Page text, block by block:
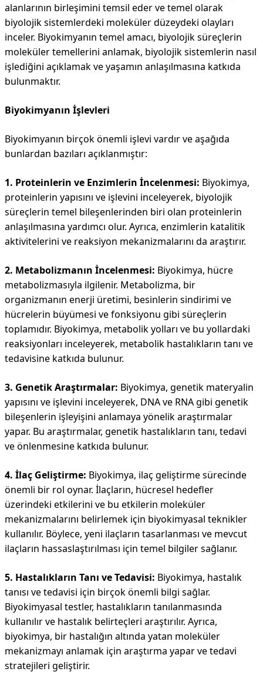
alanlarının birleşimini temsil eder ve temel olarak
biyolojik sistemlerdeki moleküler düzeydeki olayları
inceler. Biyokimyanın temel amacı, biyolojik süreçlerin
moleküler temellerini anlamak, biyolojik sistemlerin nasıl
işlediğini açıklamak ve yaşamın anlaşılmasına katkıda
bulunmaktır.
Biyokimyanın İşlevleri
Biyokimyanın birçok önemli işlevi vardır ve aşağıda
bunlardan bazıları açıklanmıştır:
1. Proteinlerin ve Enzimlerin İncelenmesi: Biyokimya,
proteinlerin yapısını ve işlevini inceleyerek, biyolojik
süreçlerin temel bileşenlerinden biri olan proteinlerin
anlaşılmasına yardımcı olur. Ayrıca, enzimlerin katalitik
aktivitelerini ve reaksiyon mekanizmalarını da araştırır.
2. Metabolizmanın İncelenmesi: Biyokimya, hücre
metabolizmasıyla ilgilenir. Metabolizma, bir
organizmanın enerji üretimi, besinlerin sindirimi ve
hücrelerin büyümesi ve fonksiyonu gibi süreçlerin
toplamıdır. Biyokimya, metabolik yolları ve bu yollardaki
reaksiyonları inceleyerek, metabolik hastalıkların tanı ve
tedavisine katkıda bulunur.
3. Genetik Araştırmalar: Biyokimya, genetik materyalin
yapısını ve işlevini inceleyerek, DNA ve RNA gibi genetik
bileşenlerin işleyişini anlamaya yönelik araştırmalar
yapar. Bu araştırmalar, genetik hastalıkların tanı, tedavi
ve önlenmesine katkıda bulunur.
4. İlaç Geliştirme: Biyokimya, ilaç geliştirme sürecinde
önemli bir rol oynar. İlaçların, hücresel hedefler
üzerindeki etkilerini ve bu etkilerin moleküler
mekanizmalarını belirlemek için biyokimyasal teknikler
kullanılır. Böylece, yeni ilaçların tasarlanması ve mevcut
ilaçların hassaslaştırılması için temel bilgiler sağlanır.
5. Hastalıkların Tanı ve Tedavisi: Biyokimya, hastalık
tanısı ve tedavisi için birçok önemli bilgi sağlar.
Biyokimyasal testler, hastalıkların tanılanmasında
kullanılır ve hastalık belirteçleri araştırılır. Ayrıca,
biyokimya, bir hastalığın altında yatan moleküler
mekanizmayı anlamak için araştırma yapar ve tedavi
stratejileri geliştirir.